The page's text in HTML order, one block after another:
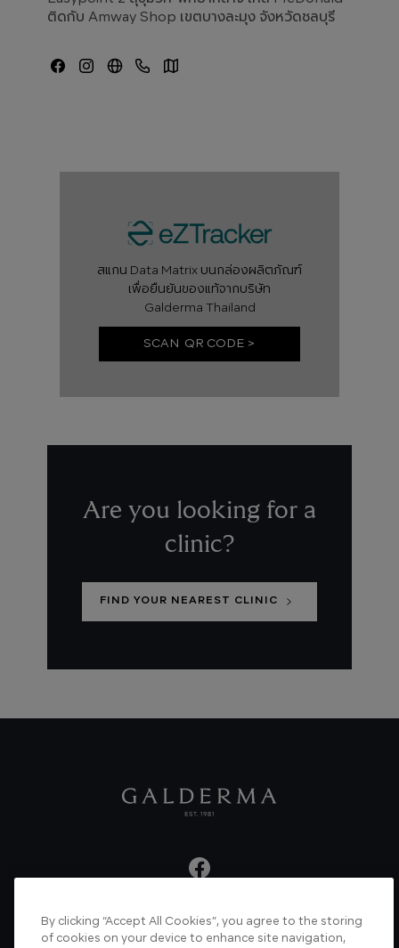
ติดกับ Amway Shop เขตบางละมุง จังหวัดชลบุรี
สแกน Data Matrix บนกล่องผลิตภัณฑ์
เพื่อยืนยันของแท้จากบริษัท
Galderma Thailand
SCAN QR CODE >
Are you looking for a
clinic?
FIND YOUR NEAREST CLINIC
About us Articles News Videos
By clicking “Accept All Cookies”, you agree to the storing
of cookies on your device to enhance site navigation,